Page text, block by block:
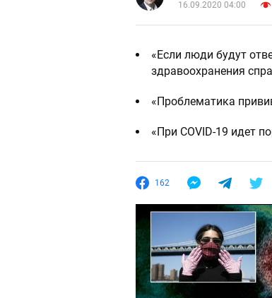
16.09.2020 04:00
«Если люди будут
здравоохранения
«Проблематика
«При COVID-19 идет
162